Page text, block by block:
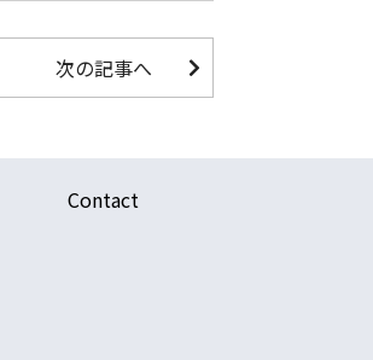
次の記事へ
Contact